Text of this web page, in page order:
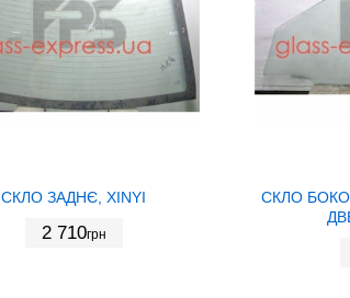
СКЛО ЗАДНЄ, XINYI
2 710грн
СКЛО